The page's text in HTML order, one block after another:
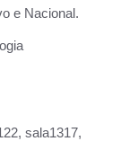
e Nacional.
sala1317,